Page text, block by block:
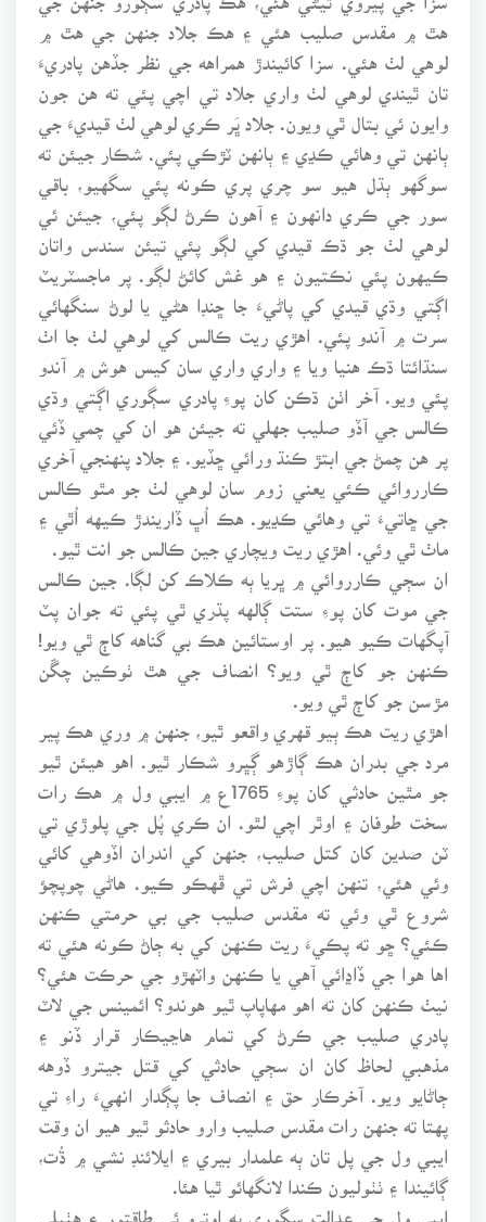
هٿ ۾ مقدس صليب هئي ۽ هڪ جلاد جنهن جي هٿ ۾
لوهي لٺ هئي. سزا کائيندڙ همراهه جي نظر جڏهن پادريءَ
تان ٿيندي لوهي لٺ واري جلاد تي اچي پئي ته هن جون
وايون ئي بتال ٿي ويون. جلاد ڀَر ڪري لوهي لٺ قيديءَ جي
ٻانهن تي وهائي ڪڍي ۽ ٻانهن ٽڙڪي پئي. شڪار جيئن ته
سوگهو ٻڌل هيو سو چري پري ڪونه پئي سگهيو، باقي
سور جي ڪري دانهون ۽ آهون ڪرڻ لڳو پئي، جيئن ئي
لوهي لٺ جو ڌڪ قيدي کي لڳو پئي تيئن سندس واتان
ڪيهون پئي نڪتيون ۽ هو غش کائڻ لڳو. پر ماجسٽريٽ
اڳتي وڌي قيدي کي پاڻيءَ جا ڇنڊا هڻي يا لوڻ سنگهائي
سرت ۾ آندو پئي. اهڙي ريت ڪالس کي لوهي لٺ جا اٺ
سنڌائتا ڌڪ هنيا ويا ۽ واري واري سان کيس هوش ۾ آندو
پئي ويو. آخر اٺن ڌڪن کان پوءِ پادري سڳوري اڳتي وڌي
ڪالس جي آڏو صليب جهلي ته جيئن هو ان کي چمي ڏئي
پر هن چمڻ جي ابتڙ ڪنڌ ورائي ڇڏيو. ۽ جلاد پنهنجي آخري
ڪارروائي ڪئي يعني زوم سان لوهي لٺ جو مٿو ڪالس
جي ڇاتيءَ تي وهائي ڪڍيو. هڪ اُڀ ڏاريندڙ ڪيهه اُٿي ۽
ماٺ ٿي وئي. اهڙي ريت ويچاري جين ڪالس جو انت ٿيو.
ان سڄي ڪارروائي ۾ ڀريا ٻه ڪلاڪ کن لڳا. جين ڪالس
جي موت کان پوءِ ستت ڳالهه پڌري ٿي پئي ته جوان پٽ
آپگهات ڪيو هيو. پر اوستائين هڪ بي گناهه کاڄ ٿي ويو!
ڪنهن جو کاڄ ٿي ويو؟ انصاف جي هٿ ٺوڪين چڱن
مڙسن جو کاڄ ٿي ويو.
اهڙي ريت هڪ ٻيو قهري واقعو ٿيو، جنهن ۾ وري هڪ پير
مرد جي بدران هڪ ڳاڙهو ڳڀرو شڪار ٿيو. اهو هيئن ٿيو
جو مٿين حادثي کان پوءِ 1765ع ۾ ايبي ول ۾ هڪ رات
سخت طوفان ۽ اوٿر اچي لٿو. ان ڪري پُل جي پلوڙي تي
ٽن صدين کان کتل صليب، جنهن کي اندران اڏوهي کائي
وئي هئي، تنهن اچي فرش تي ڦهڪو ڪيو. هاڻي چوپچؤ
شروع ٿي وئي ته مقدس صليب جي بي حرمتي ڪنهن
ڪئي؟ ڇو ته پڪيءَ ريت ڪنهن کي به ڄاڻ ڪونه هئي ته
اها هوا جي ڏاڍائي آهي يا ڪنهن واٽهڙو جي حرڪت هئي؟
نيٺ ڪنهن کان ته اهو مهاپاپ ٿيو هوندو؟ ائمينس جي لاٽ
پادري صليب جي ڪرڻ کي تمام هاڃيڪار قرار ڏنو ۽
مذهبي لحاظ کان ان سڄي حادثي کي قتل جيترو ڏوهه
ڄاڻايو ويو. آخرڪار حق ۽ انصاف جا پڳدار انهيءَ راءِ تي
پهتا ته جنهن رات مقدس صليب وارو حادثو ٿيو هيو ان وقت
ايبي ول جي پل تان ٻه علمدار بيري ۽ ايلائنڊ نشي ۾ ڌُت،
ڳائيندا ۽ ٺٺوليون ڪندا لانگهائو ٿيا هئا.
ايبي ول جي عدالت سڳوري به اوترو ئي طاقتور ۽ هٺيلي